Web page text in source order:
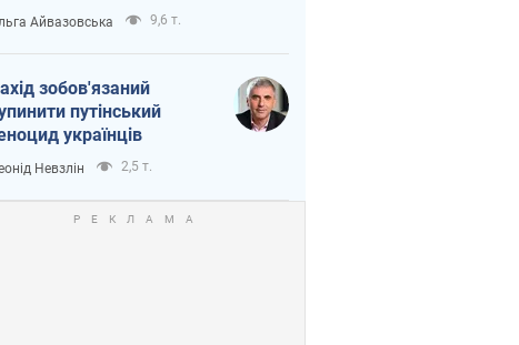
Айвазовська 9,6 т.
зобов'язаний
путінський
українців
Невзлін 2,5 т.